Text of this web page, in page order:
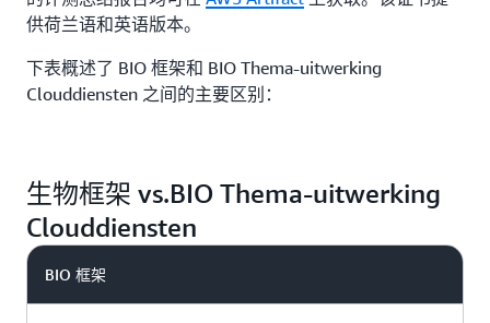
供荷兰语和英语版本。
下表概述了 BIO 框架和 BIO Thema-uitwerking
Clouddiensten 之间的主要区别：
生物框架 vs.BIO Thema-uitwerking
Clouddiensten
BIO 框架